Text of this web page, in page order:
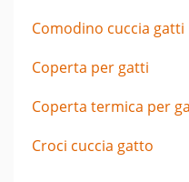
Comodino cuccia gatti
Coperta per gatti
Coperta termica per
Croci cuccia gatto